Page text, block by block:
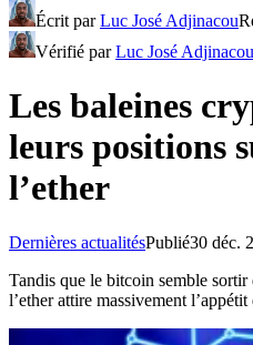
Écrit parLuc José Adjinacou
Vérifié parLuc José Adjinacou
Les baleines
leurs positions
l’ether
Dernières actualitésPublié30 déc.
Tandis que le bitcoin semble
l’ether attire massivement